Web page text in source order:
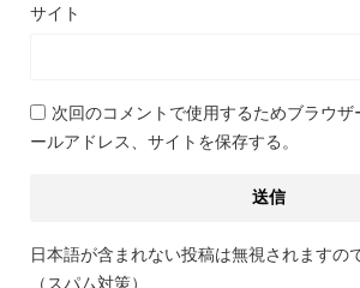
サイト
次回のコメントで使用するためブラウザ
ールアドレス、サイトを保存する。
日本語が含まれない投稿は無視されますの
（スパム対策）